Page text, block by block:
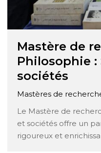
Mastère de
Philosophie :
sociétés
Mastères de
Le Mastère de
et sociétés offre un
rigoureux et